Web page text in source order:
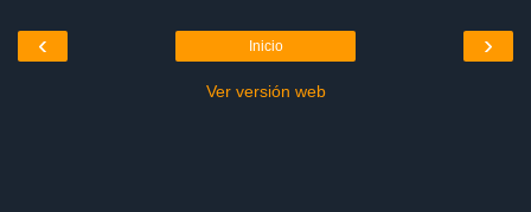
‹ ›
Inicio
Ver versión web